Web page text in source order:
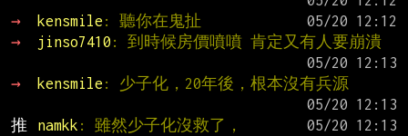
→
kensmile : 聽你在鬼扯
→
jinso7410 : 到時候房價噴噴 肯定又有人要崩潰
→
kensmile : 少子化，20年後，根本沒有兵源
推
namkk : 雖然少子化沒救了，